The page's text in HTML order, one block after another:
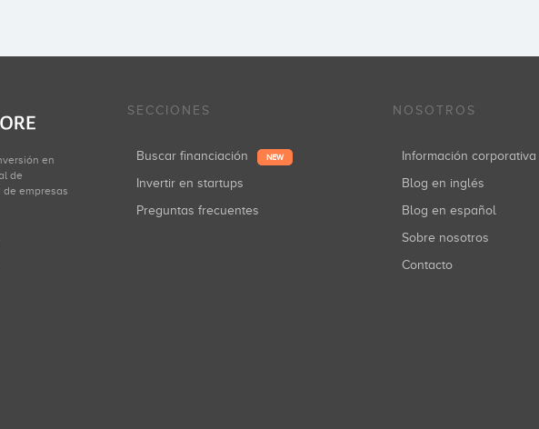
en
de
empresas
SECCIONES
Buscar financiación NEW
Invertir en startups
Preguntas frecuentes
NOSOTROS
Información corporativa
Blog en inglés
Blog en español
Sobre nosotros
Contacto